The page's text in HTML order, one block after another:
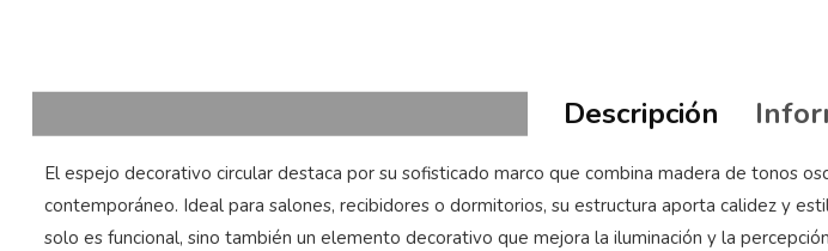
Descripción
El espejo decorativo circular destaca por su sofisticado marco que combina madera de tonos
contemporáneo. Ideal para salones, recibidores o dormitorios, su estructura aporta calidez y
solo es funcional, sino también un elemento decorativo que mejora la iluminación y la